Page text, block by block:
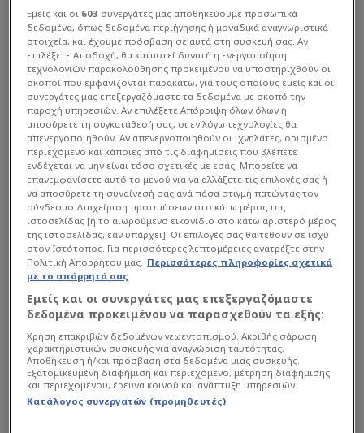
Διαβάστεπερισσότερα στο nassosblog.gr
Διαβάστε επίσης...
Εμείς και οι 603 συνεργάτες μας αποθηκεύουμε προσωπικά
δεδομένα, όπως δεδομένα περιήγησης ή μοναδικά αναγνωριστικά
στοιχεία, και έχουμε πρόσβαση σε αυτά στη συσκευή σας. Αν
επιλέξετε Αποδοχή, θα καταστεί δυνατή η ενεργοποίηση
τεχνολογιών παρακολούθησης προκειμένου να υποστηριχθούν οι
σκοποί που εμφανίζονται παρακάτω, για τους οποίους εμείς και οι
συνεργάτες μας επεξεργαζόμαστε τα δεδομένα με σκοπό την
παροχή υπηρεσιών. Αν επιλέξετε Απόρριψη όλων όλων ή
αποσύρετε τη συγκατάθεσή σας, οι εν λόγω τεχνολογίες θα
απενεργοποιηθούν. Αν απενεργοποιηθούν οι ιχνηλάτες, ορισμένο
περιεχόμενο και κάποιες από τις διαφημίσεις που βλέπετε
ενδέχεται να μην είναι τόσο σχετικές με εσάς. Μπορείτε να
επανεμφανίσετε αυτό το μενού για να αλλάξετε τις επιλογές σας ή
να αποσύρετε τη συναίνεσή σας ανά πάσα στιγμή πατώντας τον
σύνδεσμο Διαχείριση προτιμήσεων στο κάτω μέρος της
ιστοσελίδας [ή το αιωρούμενο εικονίδιο στο κάτω αριστερό μέρος
της ιστοσελίδας, εάν υπάρχει]. Οι επιλογές σας θα τεθούν σε ισχύ
στον Ιστότοπος. Για περισσότερες λεπτομέρειες ανατρέξτε στην
Πολιτική Απορρήτου μας. Περισσότερες πληροφορίες σχετικά
με το απόρρητό σας
Εμείς και οι συνεργάτες μας επεξεργαζόμαστε
δεδομένα προκειμένου να παρασχεθούν τα εξής:
Χρήση επακριβών δεδομένων γεωεντοπισμού. Ακριβής σάρωση
χαρακτηριστικών συσκευής για αναγνώριση ταυτότητας.
Αποθήκευση ή/και πρόσβαση στα δεδομένα μιας συσκευής.
Εξατομικευμένη διαφήμιση και περιεχόμενο, μέτρηση διαφήμισης
και περιεχομένου, έρευνα κοινού και ανάπτυξη υπηρεσιών.
Κατάλογος συνεργατών (προμηθευτές)